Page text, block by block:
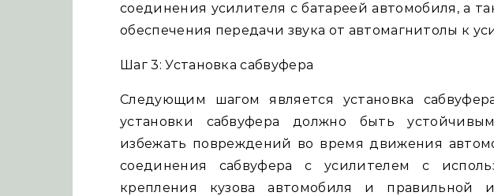
соединения усилителя с батареей автомобиля, а
обеспечения передачи звука от автомагнитолы к
Шаг 3: Установка сабвуфера
Следующим шагом является установка
установки сабвуфера должно быть
избежать повреждений во время движения
соединения сабвуфера с усилителем с
крепления кузова автомобиля и правильной